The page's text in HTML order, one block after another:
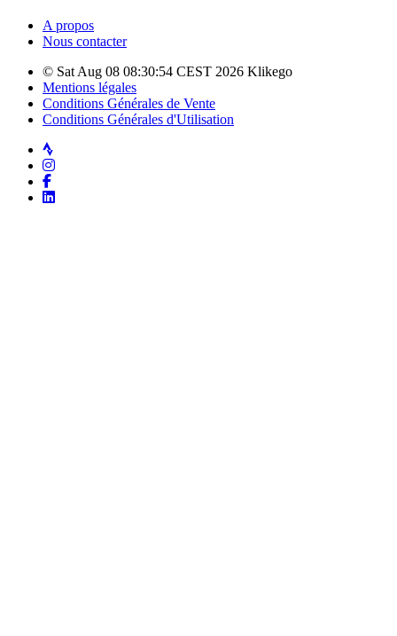
A propos
Nous contacter
© Sat Aug 08 08:30:54 CEST 2026 Klikego
Mentions légales
Conditions Générales de Vente
Conditions Générales d'Utilisation
Strava
Instagram
Facebook
LinkedIn